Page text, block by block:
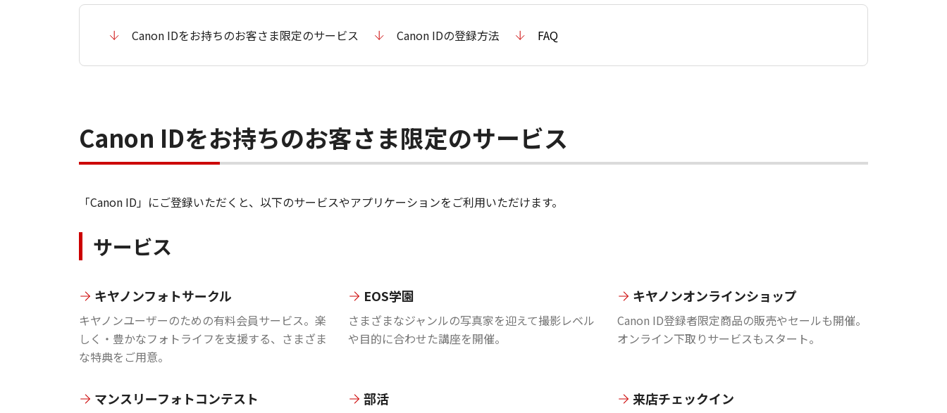
Canon IDをお持ちのお客さま限定のサービス Canon IDの登録方法 FAQ
Canon IDをお持ちのお客さま限定のサービス
「Canon ID」にご登録いただくと、以下のサービスやアプリケーションをご利用いただけます。
サービス
キヤノンフォトサークル
キヤノンユーザーのための有料会員サービス。楽
しく・豊かなフォトライフを支援する、さまざま
な特典をご用意。
EOS学園
さまざまなジャンルの写真家を迎えて撮影レベル
や目的に合わせた講座を開催。
キヤノンオンラインショップ
Canon ID登録者限定商品の販売やセールも開催。
オンライン下取りサービスもスタート。
マンスリーフォトコンテスト 部活 来店チェックイン